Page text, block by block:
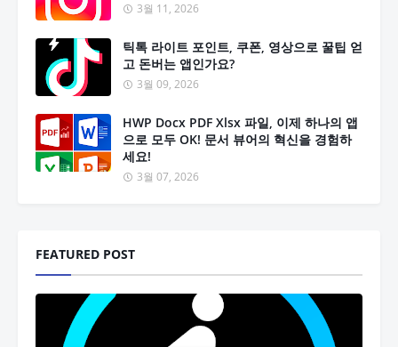
3월 11, 2026
틱톡 라이트 포인트, 쿠폰, 영상으로 꿀팁 얻
고 돈버는 앱인가요?
3월 09, 2026
HWP Docx PDF Xlsx 파일, 이제 하나의 앱
으로 모두 OK! 문서 뷰어의 혁신을 경험하
세요!
3월 07, 2026
FEATURED POST